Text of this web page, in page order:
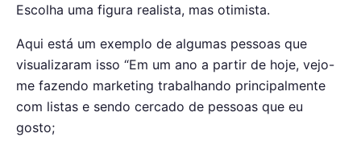
Escolha uma figura realista, mas otimista.
Aqui está um exemplo de algumas pessoas que
visualizaram isso “Em um ano a partir de hoje, vejo-
me fazendo marketing trabalhando principalmente
com listas e sendo cercado de pessoas que eu
gosto;